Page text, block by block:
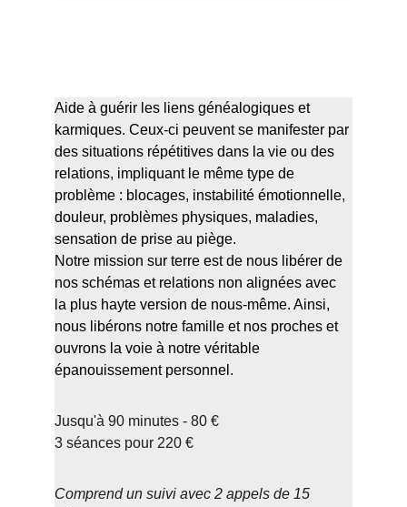
Aide à guérir les liens généalogiques et
karmiques. Ceux-ci peuvent se manifester par
des situations répétitives dans la vie ou des
relations, impliquant le même type de
problème : blocages, instabilité émotionnelle,
douleur, problèmes physiques, maladies,
sensation de prise au piège.
Notre mission sur terre est de nous libérer de
nos schémas et relations non alignées avec
la plus hayte version de nous-même. Ainsi,
nous libérons notre famille et nos proches et
ouvrons la voie à notre véritable
épanouissement personnel.
Jusqu'à 90 minutes - 80 €
3 séances pour 220 €
Comprend un suivi avec 2 appels de 15